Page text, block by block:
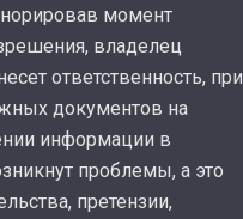
момент
владелец
ответственность, при
документов на
информации в
проблемы, а это
претензии,